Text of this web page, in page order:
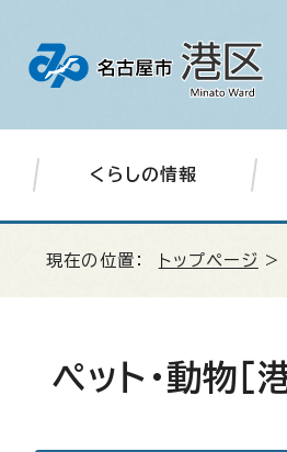
くらしの情報
現在の位置： トップページ >
ペット・動物［港